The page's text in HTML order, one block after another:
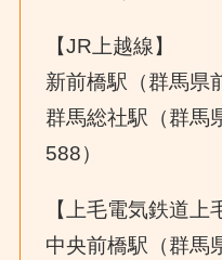
【JR上越線】
新前橋駅（群馬県
群馬総社駅（群馬
588）
【上毛電気鉄道上
中央前橋駅（群馬